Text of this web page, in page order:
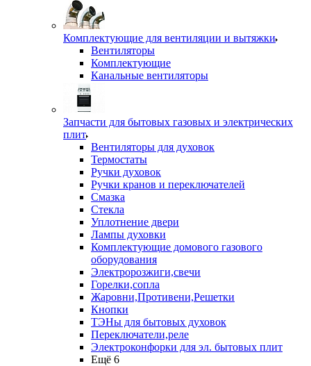
Комплектующие для вентиляции и вытяжки
Вентиляторы
Комплектующие
Канальные вентиляторы
Запчасти для бытовых газовых и электрических
плит
Вентиляторы для духовок
Термостаты
Ручки духовок
Ручки кранов и переключателей
Смазка
Стекла
Уплотнение двери
Лампы духовки
Комплектующие домового газового
оборудования
Электророзжиги,свечи
Горелки,сопла
Жаровни,Противени,Решетки
Кнопки
ТЭНы для бытовых духовок
Переключатели,реле
Электроконфорки для эл. бытовых плит
Ещё 6